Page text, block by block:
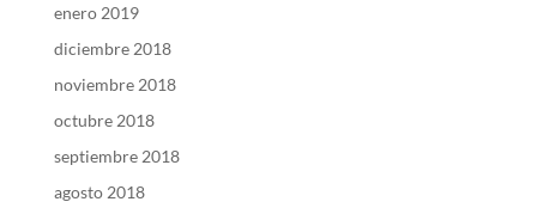
enero 2019
diciembre 2018
noviembre 2018
octubre 2018
septiembre 2018
agosto 2018